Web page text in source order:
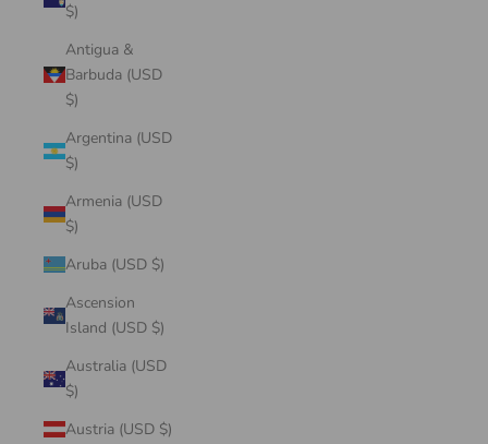
$)
Antigua &
Barbuda (USD
$)
Argentina (USD
$)
Armenia (USD
$)
Aruba (USD $)
Ascension
Island (USD $)
Australia (USD
$)
Austria (USD $)